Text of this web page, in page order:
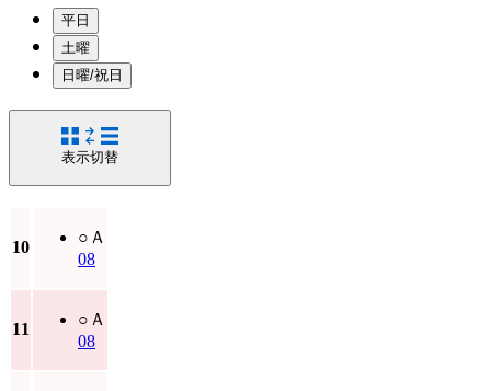
平日
土曜
日曜/祝日
表示切替
10
○ Ａ
08
11
○ Ａ
08